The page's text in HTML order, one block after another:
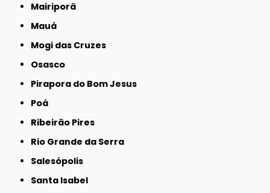
Mairiporã
Mauá
Mogi das Cruzes
Osasco
Pirapora do Bom Jesus
Poá
Ribeirão Pires
Rio Grande da Serra
Salesópolis
Santa Isabel